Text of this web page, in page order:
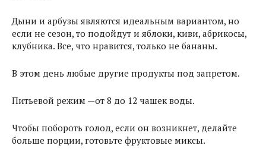
Дыни и арбузы являются идеальным вариантом, но
если не сезон, то подойдут и яблоки, киви, абрикосы,
клубника. Все, что нравится, только не бананы.
В этом день любые другие продукты под запретом.
Питьевой режим —от 8 до 12 чашек воды.
Чтобы побороть голод, если он возникнет, делайте
больше порции, готовьте фруктовые миксы.